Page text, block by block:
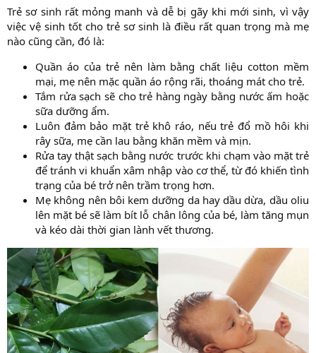
Trẻ sơ sinh rất mỏng manh và dễ bị gãy khi mới sinh, vì vậy
việc vệ sinh tốt cho trẻ sơ sinh là điều rất quan trọng mà mẹ
nào cũng cần, đó là:​
Quần áo của trẻ nên làm bằng chất liệu cotton mềm
mại, mẹ nên mặc quần áo rộng rãi, thoáng mát cho trẻ.​
Tắm rửa sạch sẽ cho trẻ hàng ngày bằng nước ấm hoặc
sữa dưỡng ẩm.​
Luôn đảm bảo mặt trẻ khô ráo, nếu trẻ đổ mồ hôi khi
rây sữa, mẹ cần lau bằng khăn mềm và mịn.​
Rửa tay thật sạch bằng nước trước khi chạm vào mặt trẻ
để tránh vi khuẩn xâm nhập vào cơ thể, từ đó khiến tình
trạng của bé trở nên trầm trọng hơn.​
Mẹ không nên bôi kem dưỡng da hay dầu dừa, dầu oliu
lên mặt bé sẽ làm bít lỗ chân lông của bé, làm tăng mụn
và kéo dài thời gian lành vết thương.​